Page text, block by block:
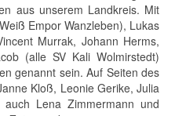
aus unserem Landkreis. Mit
Empor Wanzleben), Lukas
Murrak, Johann Herms,
(alle SV Kali Wolmirstedt)
genannt sein. Auf Seiten des
Kloß, Leonie Gerike, Julia
Lena Zimmermann und